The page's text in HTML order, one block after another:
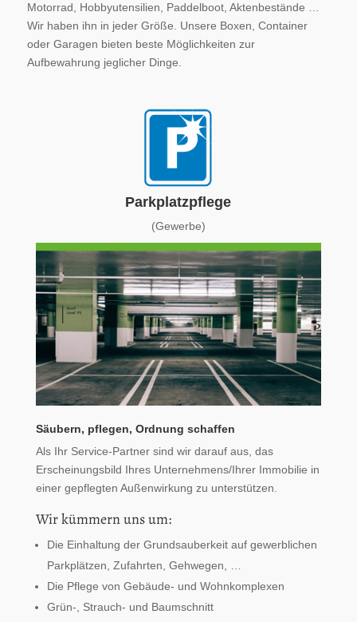
Motorrad, Hobbyutensilien, Paddelboot, Aktenbestände …
Wir haben ihn in jeder Größe. Unsere Boxen, Container
oder Garagen bieten beste Möglichkeiten zur
Aufbewahrung jeglicher Dinge.
Parkplatzpflege
(Gewerbe)
Säubern, pflegen, Ordnung schaffen
Als Ihr Service-Partner sind wir darauf aus, das
Erscheinungsbild Ihres Unternehmens/Ihrer Immobilie in
einer gepflegten Außenwirkung zu unterstützen.
Wir kümmern uns um:
Die Einhaltung der Grundsauberkeit auf gewerblichen
Parkplätzen, Zufahrten, Gehwegen, …
Die Pflege von Gebäude- und Wohnkomplexen
Grün-, Strauch- und Baumschnitt